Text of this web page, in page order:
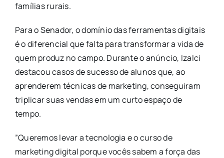
famílias rurais.
​Para o Senador, o domínio das ferramentas digitais
é o diferencial que falta para transformar a vida de
quem produz no campo. Durante o anúncio, Izalci
destacou casos de sucesso de alunos que, ao
aprenderem técnicas de marketing, conseguiram
triplicar suas vendas em um curto espaço de
tempo.
​”Queremos levar a tecnologia e o curso de
marketing digital porque vocês sabem a força das